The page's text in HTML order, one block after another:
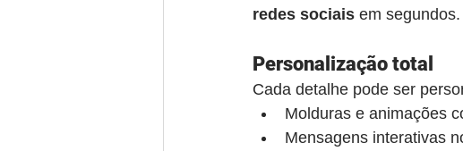
redes sociais em segundos.
Personalização total
Cada detalhe pode ser
Molduras e animações
Mensagens interativas